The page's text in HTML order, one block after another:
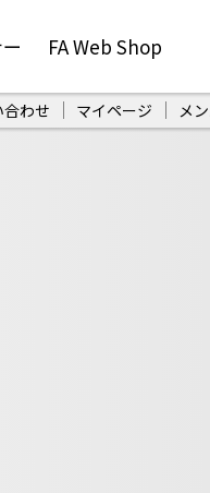
FA Web Shop
合わせ マイページ メ